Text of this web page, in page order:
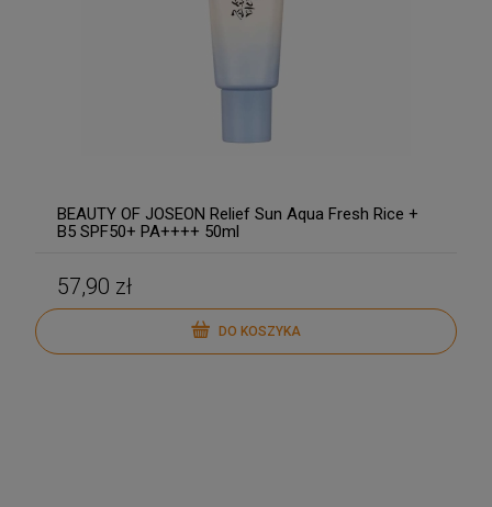
BEAUTY OF JOSEON Relief Sun Aqua Fresh Rice +
B5 SPF50+ PA++++ 50ml
57,90 zł
DO KOSZYKA